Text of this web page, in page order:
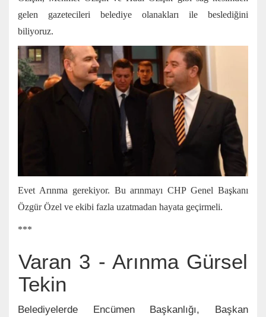
gelen gazetecileri belediye olanakları ile beslediğini
biliyoruz.
Evet Arınma gerekiyor. Bu arınmayı CHP Genel Başkanı
Özgür Özel ve ekibi fazla uzatmadan hayata geçirmeli.
***
Varan 3 - Arınma Gürsel
Tekin
Belediyelerde Encümen Başkanlığı, Başkan